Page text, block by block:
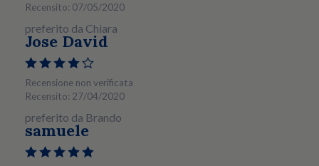
Recensito: 07/05/2020
preferito da Chiara
Jose David
Recensione non verificata
Recensito: 27/04/2020
preferito da Brando
samuele